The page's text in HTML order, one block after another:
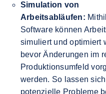
Simulation von
Arbeitsabläufen:
Software können
simuliert und optimiert
bevor Änderungen im
Produktionsumfeld
werden. So lassen sich
potenzielle Probleme